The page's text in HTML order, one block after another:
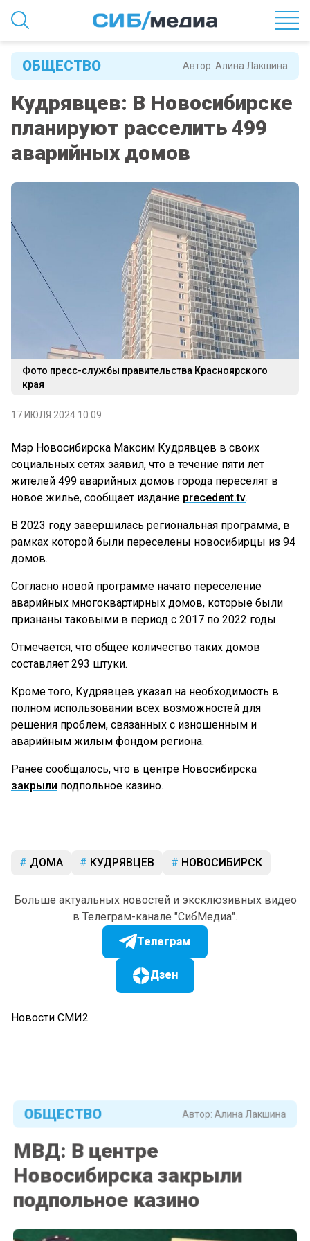
Автор: Алина Лакшина
ОБЩЕСТВО
Кудрявцев: В Новосибирске
планируют расселить 499
аварийных домов
Фото пресс-службы правительства Красноярского
края
17 ИЮЛЯ 2024 10:09
Мэр Новосибирска Максим Кудрявцев в своих
социальных сетях заявил, что в течение пяти лет
жителей 499 аварийных домов города переселят в
новое жилье, сообщает издание precedent.tv.
В 2023 году завершилась региональная программа, в
рамках которой были переселены новосибирцы из 94
домов.
Согласно новой программе начато переселение
аварийных многоквартирных домов, которые были
признаны таковыми в период с 2017 по 2022 годы.
Отмечается, что общее количество таких домов
составляет 293 штуки.
Кроме того, Кудрявцев указал на необходимость в
полном использовании всех возможностей для
решения проблем, связанных с изношенным и
аварийным жилым фондом региона.
Ранее сообщалось, что в центре Новосибирска
закрыли подпольное казинo.
ДОМА КУДРЯВЦЕВ НОВОСИБИРСК
Больше актуальных новостей и эксклюзивных видео
в Телеграм-канале "СибМедиа".
Телеграм
Дзен
Новости СМИ2
ОБЩЕСТВО
МВД: В центре
Новосибирска закрыли
подпольное казинo